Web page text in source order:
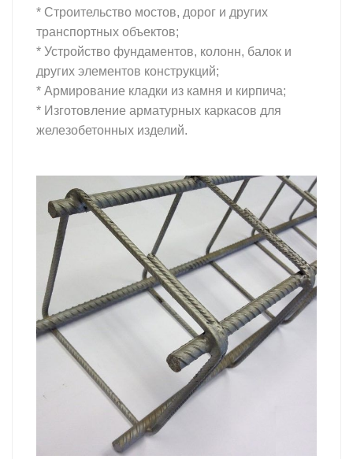
* Строительство мостов, дорог и других
транспортных объектов;
* Устройство фундаментов, колонн, балок и
других элементов конструкций;
* Армирование кладки из камня и кирпича;
* Изготовление арматурных каркасов для
железобетонных изделий.